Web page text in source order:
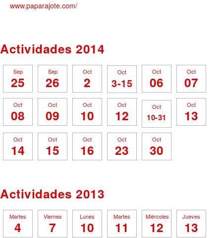
www.paparajote.com/
Actividades 2014
Sep
25
Sep
26
Oct
2
Oct
3-15
Oct
06
Oct
07
Oct
08
Oct
09
Oct
10
Oct
12 Oct
10-31
Oct
13
Oct
14
Oct
15
Oct
16
Oct
23
Oct
30
Actividades 2013
Martes
4
Viernes
7
Lunes
10
Martes
11
Miércoles
12
Jueves
13